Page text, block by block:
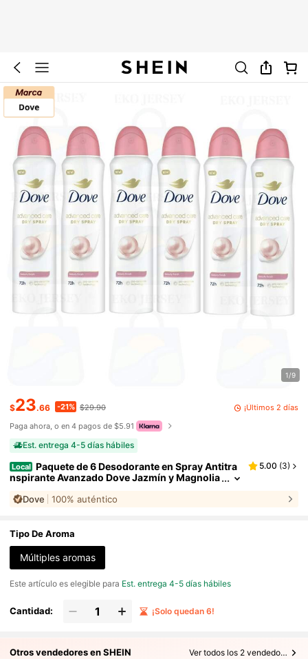
1/9
$23.66 -21% $29.90
¡Últimos 2 días
Paga ahora, o en 4 pagos de $5.91
Est. entrega 4-5 días hábiles
Local Paquete de 6 Desodorante en Spray Antitra
nspirante Avanzado Dove Jazmín y Magnolia
5.00 (3)
Dove 100% auténtico
Tipo De Aroma
Múltiples aromas
Este artículo es elegible para Est. entrega 4-5 días hábiles
Cantidad: ¡Solo quedan 6!
Otros vendedores en SHEIN Ver todos los 2 vendedores